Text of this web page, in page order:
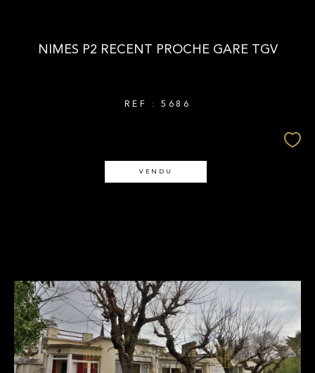
NIMES P2 RECENT PROCHE GARE TGV
REF : 5686
VENDU